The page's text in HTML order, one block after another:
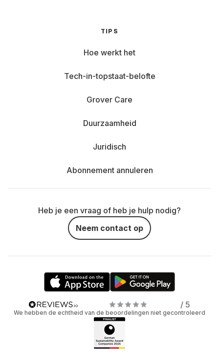
TIPS
Hoe werkt het
Tech-in-topstaat-belofte
Grover Care
Duurzaamheid
Juridisch
Abonnement annuleren
Heb je een vraag of heb je hulp nodig?
Neem contact op
/ 5
We hebben de echtheid van de beoordelingen niet gecontroleerd